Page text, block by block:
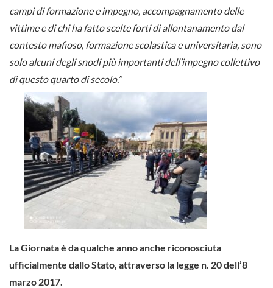
campi di formazione e impegno, accompagnamento delle
vittime e di chi ha fatto scelte forti di allontanamento dal
contesto mafioso, formazione scolastica e universitaria, sono
solo alcuni degli snodi più importanti dell’impegno collettivo
di questo quarto di secolo.”
La Giornata è da qualche anno anche riconosciuta
ufficialmente dallo Stato, attraverso la legge n. 20 dell’8
marzo 2017.